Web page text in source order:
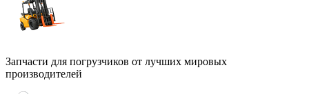
Запчасти для погрузчиков от лучших мировых
производителей